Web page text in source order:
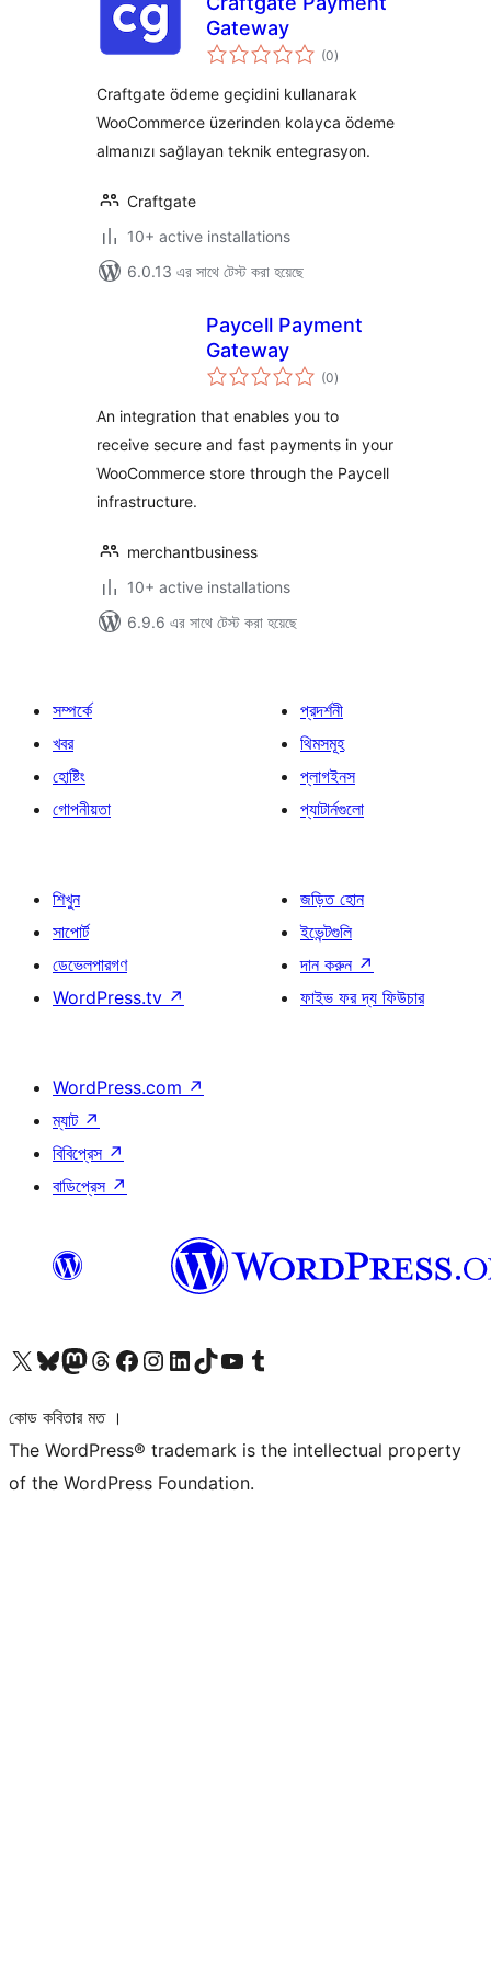
Gateway
(0total
ratings
)
Craftgate ödeme geçidini kullanarak
WooCommerce üzerinden kolayca ödeme
almanızı sağlayan teknik entegrasyon.
Craftgate
10+ active installations
6.0.13 এর সাথে টেস্ট করা হয়েছে
Paycell Payment
Gateway
(0total
ratings
)
An integration that enables you to
receive secure and fast payments in your
WooCommerce store through the Paycell
infrastructure.
merchantbusiness
10+ active installations
6.9.6 এর সাথে টেস্ট করা হয়েছে
সম্পর্কে
খবর
হোষ্টিং
গোপনীয়তা
প্রদর্শনী
থিমসমূহ
প্লাগইনস
প্যাটার্নগুলো
শিখুন
সাপোর্ট
ডেভেলপারগণ
WordPress.tv ↗
জড়িত হোন
ইভেন্টগুলি
দান করুন ↗
ফাইভ ফর দ্য ফিউচার
WordPress.com ↗
ম্যাট ↗
বিবিপ্রেস ↗
বাডিপ্রেস ↗
আমাদের X (আগের টুইটার) অ্যাকাউন্টে যানআমাদের Bluesky অ্যাকাউন্টটি দেখুনআমাদের মাস্টোডন অ্যাকাউন্টটি দেখুনআমাদের থ্রেডস অ্যাকাউন্টটি দেখুনআমাদের ফেসবুক পেজ দেখুনআমাদের ইন্সটাগ্রাম অ্যাকাউন্ট দেখুনআমাদের লিঙ্কডইন অ্যাকাউন্টে যানআমাদের TikTok অ্যাকাউন্টটি দেখুনআমাদের ইউটিউব চ্যানেলে যান আমাদের টাম্বলার অ্যাকাউন্ট দেখুন
কোড কবিতার মত ।
The WordPress® trademark is the intellectual property
of the WordPress Foundation.